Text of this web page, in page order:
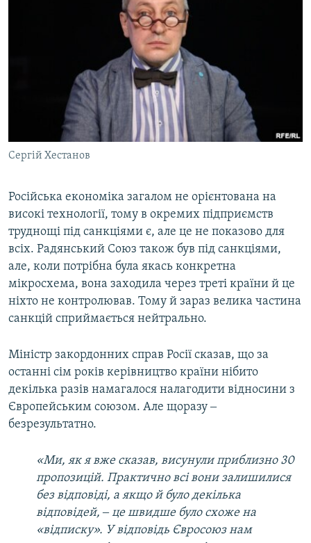
Сергій Хестанов
Російська економіка загалом не орієнтована на
високі технології, тому в окремих підприємств
труднощі під санкціями є, але це не показово для
всіх. Радянський Союз також був під санкціями,
але, коли потрібна була якась конкретна
мікросхема, вона заходила через треті країни й це
ніхто не контролював. Тому й зараз велика частина
санкцій сприймається нейтрально.
Міністр закордонних справ Росії сказав, що за
останні сім років керівництво країни нібито
декілька разів намагалося налагодити відносини з
Європейським союзом. Але щоразу ‒
безрезультатно.
«Ми, як я вже сказав, висунули приблизно 30
пропозицій. Практично всі вони залишилися
без відповіді, а якщо й було декілька
відповідей, ‒ це швидше було схоже на
«відписку». У відповідь Євросоюз нам